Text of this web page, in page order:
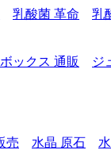
乳酸菌 革命 乳
ックス 通販
ジ
売 水晶 原石